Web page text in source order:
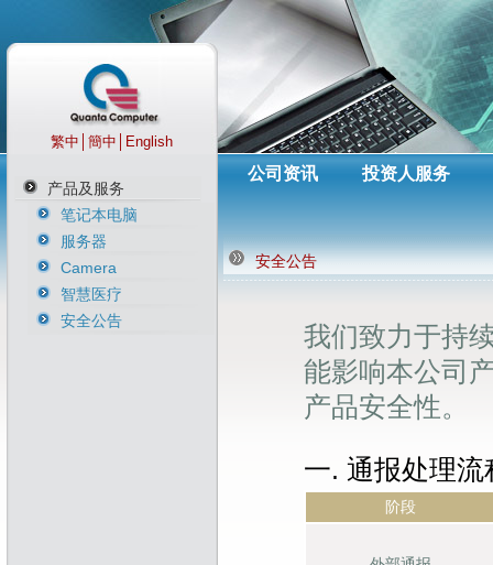
繁中 簡中 English
产品及服务
笔记本电脑
服务器
Camera
智慧医疗
安全公告
公司资讯 投资人服务
安全公告
我们致力于持
能影响本公司
产品安全性。
一. 通报处理流
阶段